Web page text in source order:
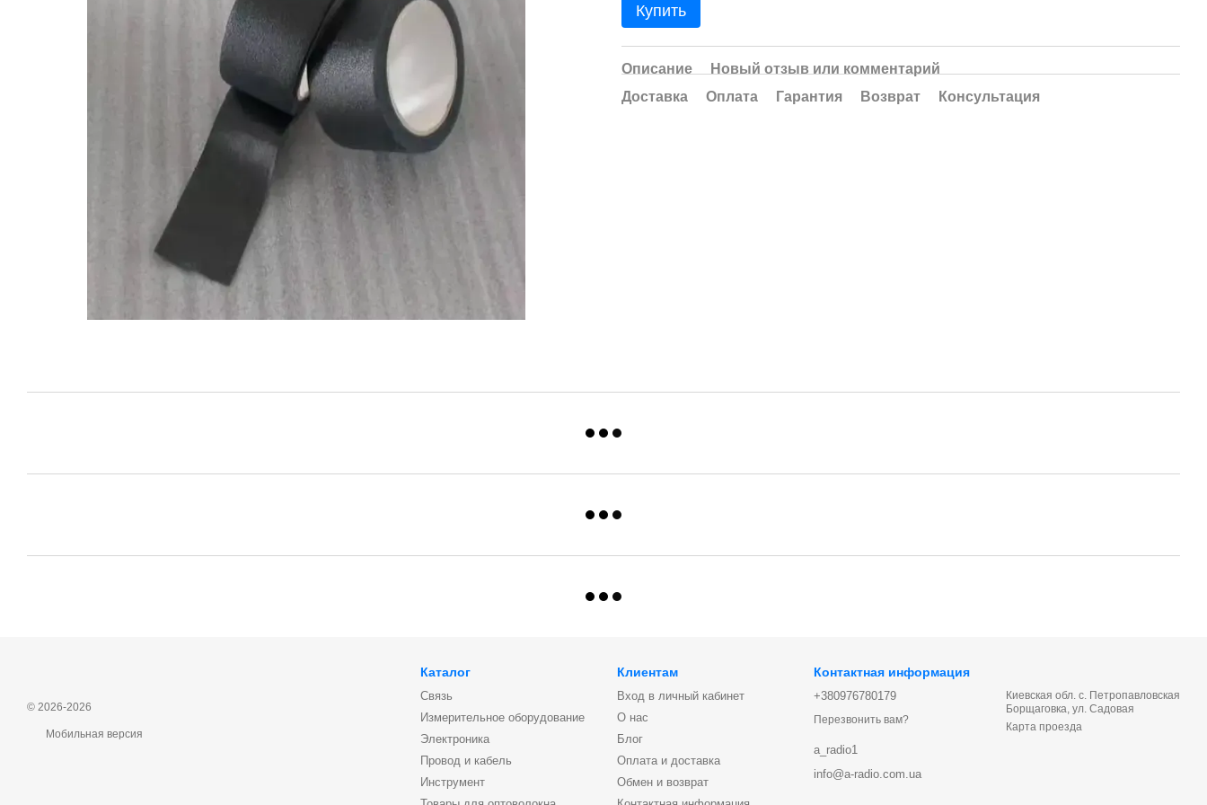
Купить
Описание
Новый отзыв или комментарий
Доставка
Оплата Гарантия Возврат Консультация
© 2026-2026
Мобильная версия
Каталог
Связь
Измерительное оборудование
Электроника
Провод и кабель
Инструмент
Клиентам
Вход в личный кабинет
О нас
Блог
Оплата и доставка
Обмен и возврат
Контактная информация
+380976780179
Перезвонить вам?
a_radio1
info@a-radio.com.ua
Киевская обл. с. Петропавловская
Борщаговка, ул. Садовая
Карта проезда